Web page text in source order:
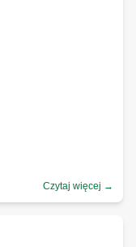
Czytaj więcej →